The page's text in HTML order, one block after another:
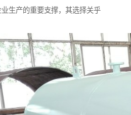
生产的重要支撑，其选择关乎